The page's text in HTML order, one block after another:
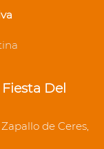
Del
de Ceres,